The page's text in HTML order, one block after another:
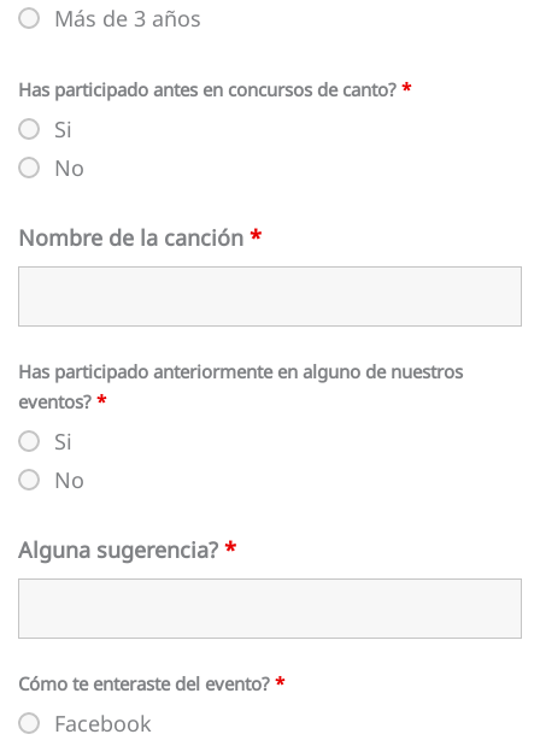
Más de 3 años
Has participado antes en concursos de canto? *
Si
No
Nombre de la canción *
Has participado anteriormente en alguno de nuestros
eventos? *
Si
No
Alguna sugerencia? *
Cómo te enteraste del evento? *
Facebook